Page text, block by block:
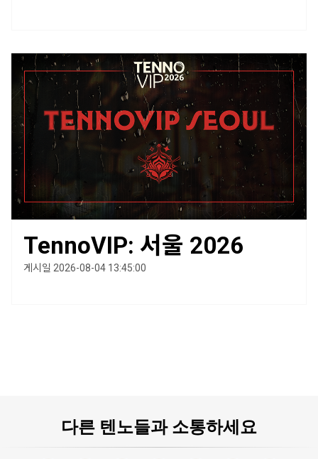
TennoVIP: 서울 2026
게시일 2026-08-04 13:45:00
다른 텐노들과 소통하세요